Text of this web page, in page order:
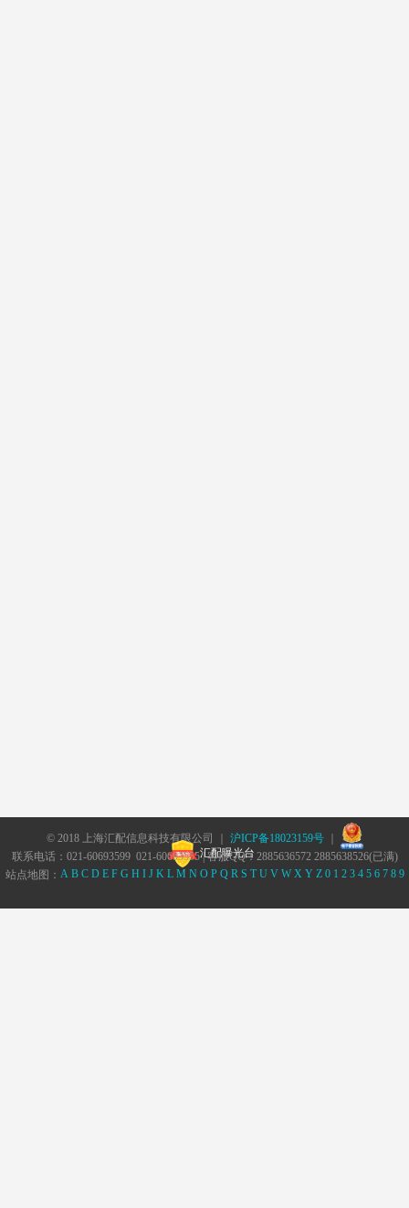
© 2018 上海汇配信息科技有限公司 ｜ 沪ICP备18023159号｜
汇配曝光台
联系电话：021-60693599 021-60693555 | 客服QQ：2885636572 2885638526(已满)
站点地图： A B C D E F G H I J K L M N O P Q R S T U V W X Y Z 0 1 2 3 4 5 6 7 8 9